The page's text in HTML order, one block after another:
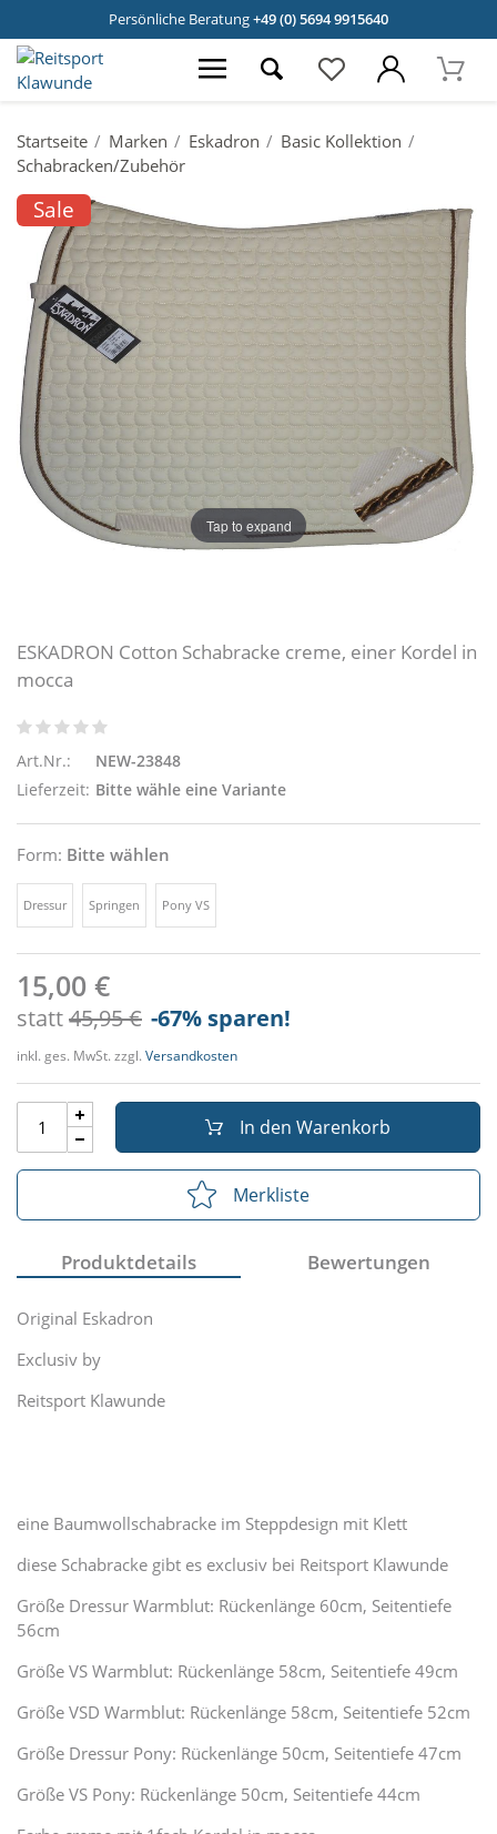
Persönliche Beratung+49 (0) 5694 9915640
Startseite Marken Eskadron
Basic Kollektion
Schabracken/Zubehör
Sale
Tap to expand
ESKADRON Cotton Schabracke creme, einer Kordel in
mocca
Art.Nr.:
NEW-23848
Lieferzeit: Bitte wähle eine Variante
Form: Bitte wählen
Dressur Springen Pony VS
15,00 €
statt45,95 € -67% sparen!
inkl. ges. MwSt. zzgl. Versandkosten
In den Warenkorb
Merkliste
Produktdetails Bewertungen
Original Eskadron
Exclusiv by
Reitsport Klawunde
eine Baumwollschabracke im Steppdesign mit Klett
diese Schabracke gibt es exclusiv bei Reitsport Klawunde
Größe Dressur Warmblut: Rückenlänge 60cm, Seitentiefe
56cm
Größe VS Warmblut: Rückenlänge 58cm, Seitentiefe 49cm
Größe VSD Warmblut: Rückenlänge 58cm, Seitentiefe 52cm
Größe Dressur Pony: Rückenlänge 50cm, Seitentiefe 47cm
Größe VS Pony: Rückenlänge 50cm, Seitentiefe 44cm